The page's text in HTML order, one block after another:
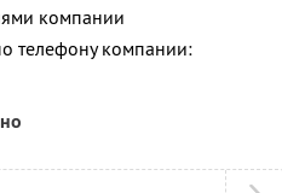
компании
телефону компании: